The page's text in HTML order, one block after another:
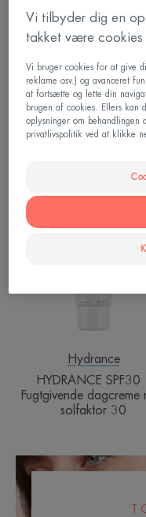
Creme
til
tør
hud
Tolerance
HYDRA-10 Cream |
|
solfaktor
Hydrance
HYDRANCE SPF30 |
Fugtgivende dagcreme
solfaktor 30
Vi tilbyder dig en
takket være cookies
Vi bruger cookies for at give
reklame osv.) og avanceret
at fortsætte og lette din
brugen af cookies. Ellers kan
oplysninger om behandlingen
privatlivspolitik ved at klikke